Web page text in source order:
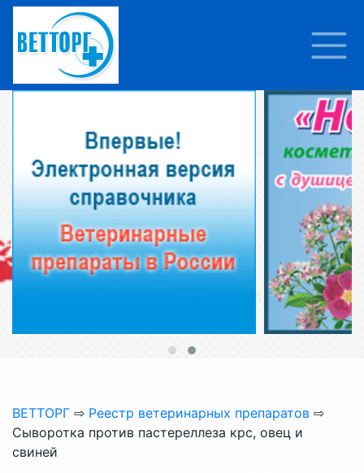
ВЕТТОРГ ⇨ Реестр ветеринарных препаратов ⇨
Сыворотка против пастереллеза крс, овец и
свиней